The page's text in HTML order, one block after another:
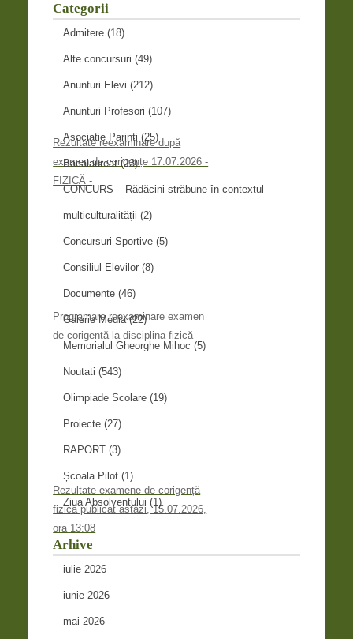
Rezultate reexaminare după
examen de corigențe 17.07.2026 -
FIZICĂ -
Programare reexaminare examen
de corigență la disciplina fizică
Rezultate examene de corigență
fizică publicat astăzi, 15.07.2026,
ora 13:08
Categorii
Admitere (18)
Alte concursuri (49)
Anunturi Elevi (212)
Anunturi Profesori (107)
Asociatie Parinti (25)
Bacalaureat(23)
CONCURS – Rădăcini străbune în contextul
multiculturalității (2)
Concursuri Sportive (5)
Consiliul Elevilor (8)
Documente (46)
Galerie Media(22)
Memorialul Gheorghe Mihoc (5)
Noutati (543)
Olimpiade Scolare (19)
Proiecte (27)
RAPORT (3)
Școala Pilot (1)
Ziua Absolventului (1)
Arhive
iulie 2026
iunie 2026
mai 2026